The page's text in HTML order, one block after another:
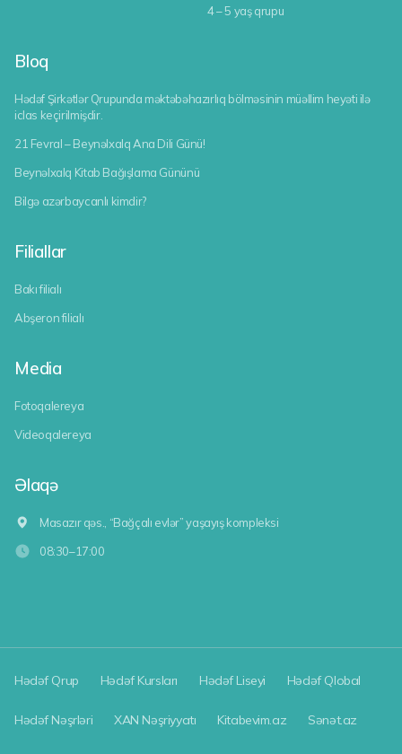
4 – 5 yaş qrupu
Bloq
Hədəf Şirkətlər Qrupunda məktəbəhazırlıq bölməsinin müəllim heyəti ilə
iclas keçirilmişdir.
21 Fevral – Beynəlxalq Ana Dili Günü!
Beynəlxalq Kitab Bağışlama Gününü
Bilgə azərbaycanlı kimdir?
Filiallar
Bakı filialı
Abşeron filialı
Media
Fotoqalereya
Videoqalereya
Əlaqə
Masazır qəs., “Bağçalı evlər” yaşayış kompleksi
08:30–17:00
Hədəf Qrup Hədəf Kursları Hədəf Liseyi Hədəf Qlobal
Hədəf Nəşrləri XAN Nəşriyyatı Kitabevim.az Sənət.az